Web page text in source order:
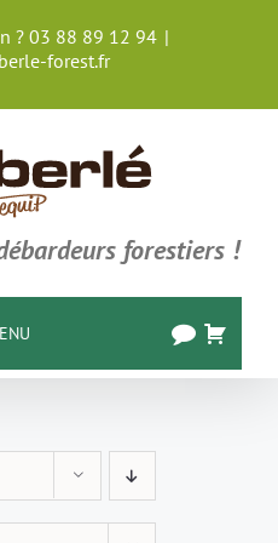
? 03 88 89 12 94 |
forest.fr
forestiers !